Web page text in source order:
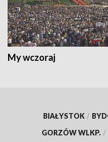
My wczoraj
BIAŁYSTOK /
GORZÓW WLKP. /